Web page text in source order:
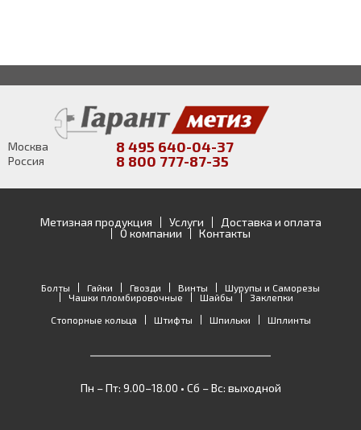
Москва 8 495 640-04-37
Россия 8 800 777-87-35
Метизная продукция Услуги
Доставка и оплата
О компании
Контакты
Болты Гайки Гвозди Винты
Шурупы и Саморезы
Чашки пломбировочные
Шайбы
Заклепки
Стопорные кольца
Штифты Шпильки Шплинты
Пн – Пт: 9.00–18.00 • Сб – Вс: выходной